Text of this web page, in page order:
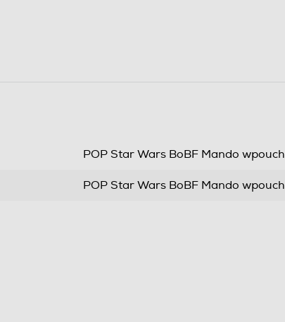
POP Star Wars BoBF Mando wpouch
POP Star Wars BoBF Mando wpouch